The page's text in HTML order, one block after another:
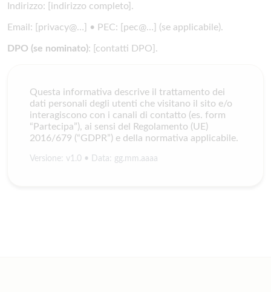
Indirizzo: [indirizzo completo].
Email: [privacy@…] • PEC: [pec@…] (se applicabile).
DPO (se nominato): [contatti DPO].
Questa informativa descrive il trattamento dei
dati personali degli utenti che visitano il sito e/o
interagiscono con i canali di contatto (es. form
“Partecipa”), ai sensi del Regolamento (UE)
2016/679 (“GDPR”) e della normativa applicabile.
Versione: v1.0 • Data: gg.mm.aaaa